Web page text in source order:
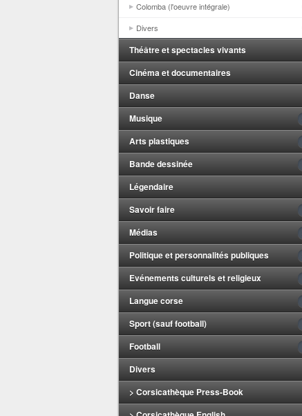
Colomba (l'oeuvre intégrale)
Divers
Théâtre et spectacles vivants
Cinéma et documentaires
Danse
Musique
Arts plastiques
Bande dessinée
Légendaire
Savoir faire
Médias
Politique et personnalités publiques
Evénements culturels et religieux
Langue corse
Sport (sauf football)
Football
Divers
> Corsicathèque Press-Book